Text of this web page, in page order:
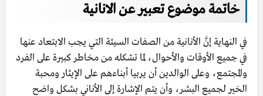
خاتمة موضوع تعبير عن الانانية
في النهاية إنَّ الأنانية من الصفات السيئة التي يجب الابتعاد عنها
في جميع الأوقات والأحوال، لما تشكله من مخاطر كبيرة على الفرد
والمجتمع، وعلى الوالدين أن يربيا أبناءهم على الإيثار ومحبة
الخير لجميع البشر، وأن يتم الإشارة إلى الأناني بشكل واضح